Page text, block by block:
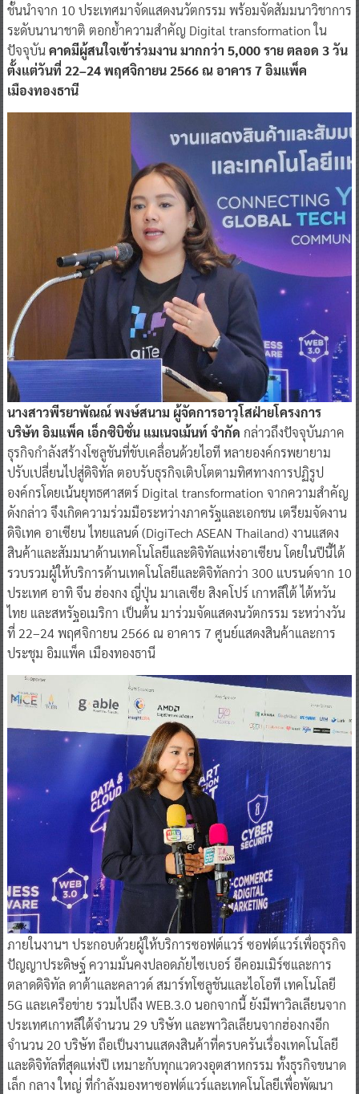
ชั้นนำจาก 10 ประเทศมาจัดแสดงนวัตกรรม พร้อมจัดสัมมนาวิชาการ
ระดับนานาชาติ ตอกย้ำความสำคัญ Digital transformation ใน
ปัจจุบันคาดมีผู้สนใจเข้าร่วมงาน มากกว่า 5,000 ราย ตลอด 3 วัน
ตั้งแต่วันที่ 22–24 พฤศจิกายน 2566 ณ อาคาร 7 อิมแพ็ค
เมืองทองธานี
นางสาวพีรยาพัณณ์ พงษ์สนาม ผู้จัดการอาวุโสฝ่ายโครงการ
บริษัท อิมแพ็ค เอ็กซิบิชั่น แมเนจเม้นท์ จำกัด กล่าวถึงปัจจุบันภาค
ธุรกิจกำลังสร้างโซลูชันที่ขับเคลื่อนด้วยไอที หลายองค์กรพยายาม
ปรับเปลี่ยนไปสู่ดิจิทัล ตอบรับธุรกิจเติบโตตามทิศทางการปฏิรูป
องค์กรโดยเน้นยุทธศาสตร์ Digital transformation จากความสำคัญ
ดังกล่าว จึงเกิดความร่วมมือระหว่างภาครัฐและเอกชน เตรียมจัดงาน
ดิจิเทค อาเซียน ไทยแลนด์ (DigiTech ASEAN Thailand) งานแสดง
สินค้าและสัมมนาด้านเทคโนโลยีและดิจิทัลแห่งอาเซียน โดยในปีนี้ได้
รวบรวมผู้ให้บริการด้านเทคโนโลยีและดิจิทัลกว่า 300 แบรนด์จาก 10
ประเทศ อาทิ จีน ฮ่องกง ญี่ปุ่น มาเลเซีย สิงคโปร์ เกาหลีใต้ ไต้หวัน
ไทย และสหรัฐอเมริกา เป็นต้น มาร่วมจัดแสดงนวัตกรรม ระหว่างวัน
ที่ 22–24 พฤศจิกายน 2566 ณ อาคาร 7 ศูนย์แสดงสินค้าและการ
ประชุม อิมแพ็ค เมืองทองธานี
ภายในงานฯ ประกอบด้วยผู้ให้บริการซอฟต์แวร์ ซอฟต์แวร์เพื่อธุรกิจ
ปัญญาประดิษฐ์ ความมั่นคงปลอดภัยไซเบอร์ อีคอมเมิร์ซและการ
ตลาดดิจิทัล ดาต้าและคลาวด์ สมาร์ทโซลูชันและไอโอที เทคโนโลยี
5G และเครือข่าย รวมไปถึง WEB.3.0 นอกจากนี้ ยังมีพาวิลเลียนจาก
ประเทศเกาหลีใต้จำนวน 29 บริษัท และพาวิลเลียนจากฮ่องกงอีก
จำนวน 20 บริษัท ถือเป็นงานแสดงสินค้าที่ครบครันเรื่องเทคโนโลยี
และดิจิทัลที่สุดแห่งปี เหมาะกับทุกแวดวงอุตสาหกรรม ทั้งธุรกิจขนาด
เล็ก กลาง ใหญ่ ที่กำลังมองหาซอฟต์แวร์และเทคโนโลยีเพื่อพัฒนา